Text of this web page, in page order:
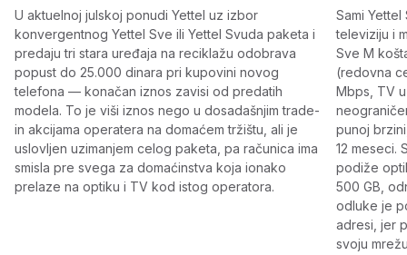
U aktuelnoj julskoj ponudi Yettel uz izbor
konvergentnog Yettel Sve ili Yettel Svuda paketa i
predaju tri stara uređaja na reciklažu odobrava
popust do 25.000 dinara pri kupovini novog
telefona — konačan iznos zavisi od predatih
modela. To je viši iznos nego u dosadašnjim trade-
in akcijama operatera na domaćem tržištu, ali je
uslovljen uzimanjem celog paketa, pa računica ima
smisla pre svega za domaćinstva koja ionako
prelaze na optiku i TV kod istog operatora.
Sami
televiziju i
Sve M
(redovna
Mbps, TV
punoj
12 meseci.
podiže
500 GB,
odluke je
adresi, jer
svoju